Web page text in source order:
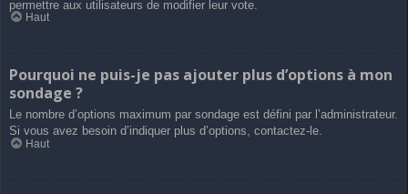
permettre aux utilisateurs de modifier leur vote.
Haut
Pourquoi ne puis-je pas ajouter plus d’options à mon
sondage ?
Le nombre d’options maximum par sondage est défini par l’administrateur.
Si vous avez besoin d’indiquer plus d’options, contactez-le.
Haut